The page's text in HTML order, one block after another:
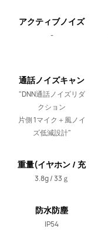
アクティブノイズ
キャンセリング
-
通話ノイズキャン
セリング
"DNN通話ノイズリダ
クション
片側 1マイク＋風ノイ
ズ低減設計"
重量(イヤホン / 充
電ケース)
3.8g / 33ｇ
防水防塵
IP54